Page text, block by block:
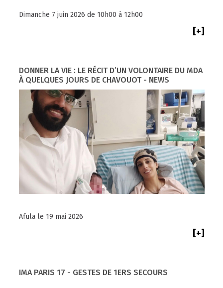
Dimanche 7 juin 2026 de 10h00 à 12h00
[+]
DONNER LA VIE : LE RÉCIT D’UN VOLONTAIRE DU MDA
À QUELQUES JOURS DE CHAVOUOT - NEWS
Afula le 19 mai 2026
[+]
IMA PARIS 17 - GESTES DE 1ERS SECOURS